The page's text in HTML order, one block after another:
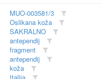
MUO-003581/3
Oslikana koža
SAKRALNO
antependij
fragment
antependij
koža